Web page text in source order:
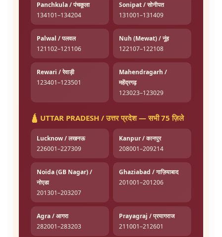
Panchkula / पंचकूला
134101–134204
Sonipat / सोनीपत
131001–131409
Palwal / पलवल
121102–121106
Nuh (Mewat) / नूंह
122107–122108
Rewari / रेवाड़ी
123401–123501
Mahendragarh /
महेंद्रगढ़
123023–123029
🛕 UTTAR PRADESH / उत्तर प्रदेश — सभी 75 ज़िले
Lucknow / लखनऊ
226001–227309
Kanpur / कानपुर
208001–209214
Noida (GB Nagar) /
नोएडा
201301–203207
Ghaziabad / गाज़ियाबाद
201001–201206
Agra / आगरा
282001–283203
Prayagraj / प्रयागराज
211001–212601